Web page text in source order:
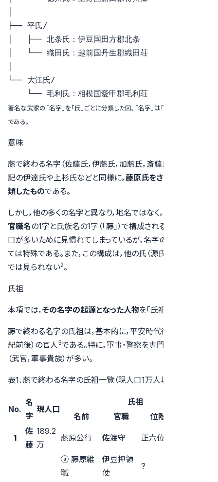
├── 平氏/
│   ├── 北条氏：伊豆国田方郡北条
│   └── 織田氏：越前国丹生郡織田荘
└── 大江氏/
著名な武家の「名字」を「氏」ごとに分類した図。「名字」は「氏」の下位区分
である。
意味
藤で終わる名字（佐藤氏，伊藤氏，加藤氏，斎藤氏など）は，上
記の伊達氏や上杉氏などと同様に， 藤原氏をさらに細かく分
類したものである。
しかし，他の多くの名字と異なり，地名ではなく，通常，
官職名の1字と氏族名の1字（「藤」）で構成される。現代でも人
口が多いために見慣れてしまっているが，名字の成り立ちとし
ては特殊である。また，この構成は，他の氏（源氏，平氏など）
では見られない2。
氏祖
本項では， その名字の起源となった人物を「氏祖」とする。
藤で終わる名字の氏祖は，基本的に，平安時代後期ごろ（11世
紀前後）の官人3である。特に，軍事・警察を専門とした家系
（武官，軍事貴族）が多い。
表1．藤で終わる名字の氏祖一覧（現人口1万人以上）
No.
名
字
現人口
氏祖
名前
官職 位階
1
佐
藤
189.2
万
藤原公行 佐渡守 正六位上
ⓐ 藤原維
職
伊豆押領
使
?